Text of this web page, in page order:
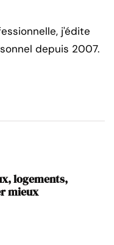
j'édite
depuis 2007.
logements,
mieux